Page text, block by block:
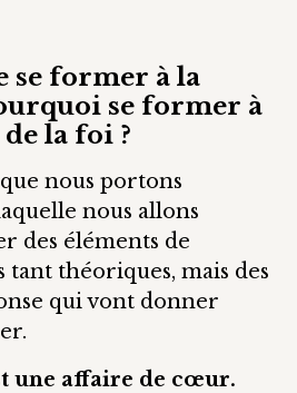
se former à la
se former à
la foi ?
nous portons
nous allons
des éléments de
tant théoriques, mais des
qui vont donner
une affaire de cœur.